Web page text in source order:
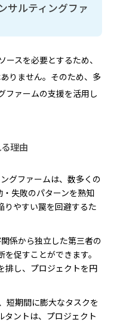
サルティングファ
スを必要とするため、
りません。そのため、多
ファームの支援を活用し
理由
グファームは、数多くの
失敗のパターンを熟知
りやすい罠を回避するた
係から独立した第三者の
促すことができます。
排し、プロジェクトを円
短期間に膨大なタスクを
タントは、プロジェクト